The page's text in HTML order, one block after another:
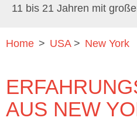
11 bis 21 Jahren mit
Home > USA> New York
AUS NEW